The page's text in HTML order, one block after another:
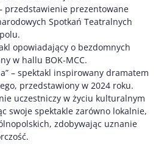
przedstawienie prezentowane
Spotkań Teatralnych
opowiadający o bezdomnych
w hallu BOK-MCC.
– spektakl inspirowany dramatem
przedstawiony w 2024 roku.
uczestniczy w życiu kulturalnym
swoje spektakle zarówno lokalnie,
zdobywając uznanie